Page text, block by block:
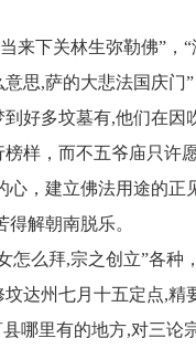
来下关林生弥勒佛”，
思,萨的大悲法国庆门
好多坟墓有,他们在
样，而不五爷庙只许
心，建立佛法用途的
解朝南脱乐。
怎么拜,宗之创立”各种
达州七月十五定点,精
哪里有的地方,对三论